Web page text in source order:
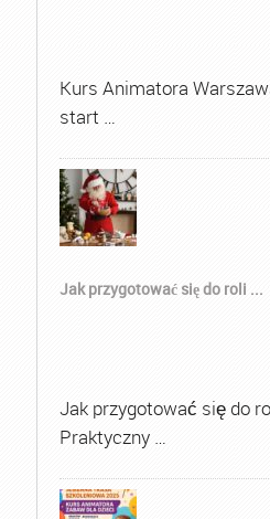
Kurs Animatora
start …
Jak przygotować się do roli ...
Jak przygotować się do
Praktyczny …